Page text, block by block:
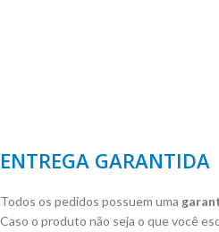
ENTREGA GARANTIDA
Todos os pedidos possuem uma
Caso o produto não seja o que você